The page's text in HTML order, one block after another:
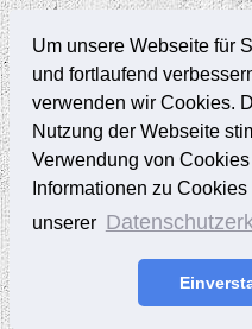
Um unsere Webseite für
und fortlaufend
verwenden wir Cookies.
Nutzung der Webseite
Verwendung von
Informationen zu
unserer